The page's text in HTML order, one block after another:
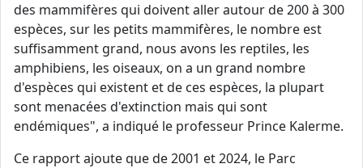
des mammifères qui doivent aller autour de 200 à 300
espèces, sur les petits mammifères, le nombre est
suffisamment grand, nous avons les reptiles, les
amphibiens, les oiseaux, on a un grand nombre
d'espèces qui existent et de ces espèces, la plupart
sont menacées d'extinction mais qui sont
endémiques", a indiqué le professeur Prince Kalerme.
Ce rapport ajoute que de 2001 et 2024, le Parc